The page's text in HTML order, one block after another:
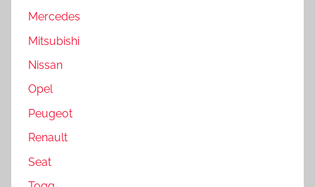
Mercedes
Mitsubishi
Nissan
Opel
Peugeot
Renault
Seat